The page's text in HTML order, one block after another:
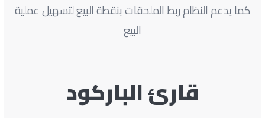
كما يدعم النظام ربط الملحقات بنقطة البيع لتسهيل عملية
البيع
قارئ الباركود